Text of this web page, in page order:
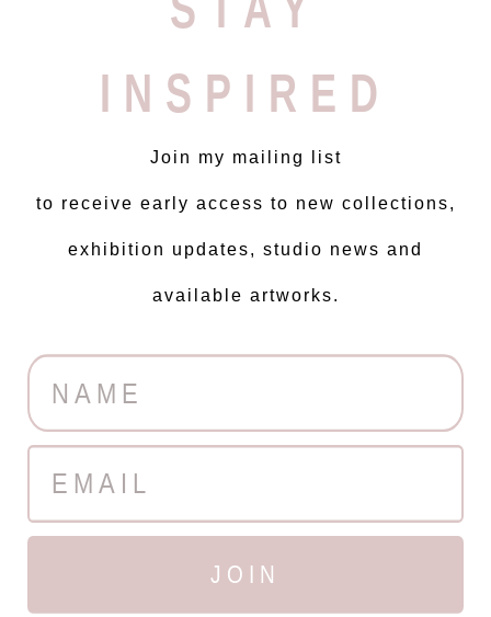
הנה עובדה פסיכולוגית מעניינת: אם
Read More »
INSPIRED
Join my mailing list
to receive early access to new collections,
exhibition updates, studio news and
available artworks.
JOIN